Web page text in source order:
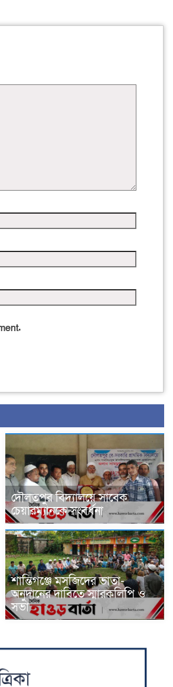
দৌলতপুর বিদ্যালয়ে সাবেক
চেয়ারম্যানকে সংবর্ধনা
শান্তিগঞ্জে মসজিদের ভাতা-
অনুদানের দাবিতে স্মারকলিপি ও
সভা